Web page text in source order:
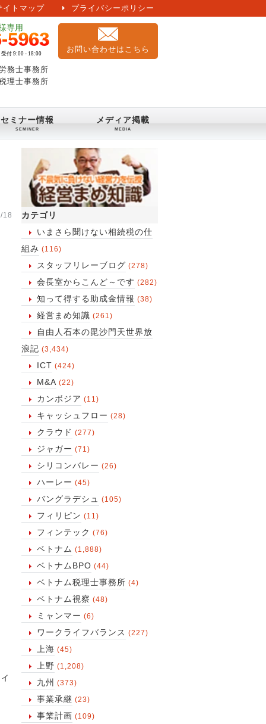
イトマップ プライバシーポリシー
お問い合わせはこちら
務士事務所
理士事務所
セミナー情報 メディア掲載
カテゴリ
いまさら聞けない相続税の仕
組み (116)
スタッフリレーブログ (278)
会長室からこんど～です (282)
知って得する助成金情報 (38)
経営まめ知識 (261)
自由人石本の毘沙門天世界放
浪記 (3,434)
ICT (424)
M&A (22)
カンボジア (11)
キャッシュフロー (28)
クラウド (277)
ジャガー (71)
シリコンバレー (26)
ハーレー (45)
バングラデシュ (105)
フィリピン (11)
フィンテック (76)
ベトナム (1,888)
ベトナムBPO (44)
ベトナム税理士事務所 (4)
ベトナム視察 (48)
ミャンマー (6)
ワークライフバランス (227)
上海 (45)
上野 (1,208)
九州 (373)
事業承継 (23)
事業計画 (109)
18